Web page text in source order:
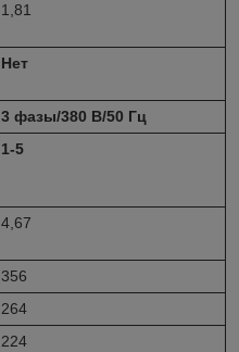
1,81
Нет
3 фазы/380 В/50 Гц
1-5
4,67
356
264
224